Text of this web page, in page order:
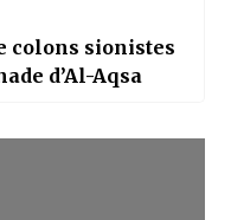
colons sionistes
d’Al-Aqsa